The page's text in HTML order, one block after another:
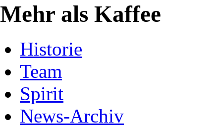
Mehr als Kaffee
Historie
Team
Spirit
News-Archiv